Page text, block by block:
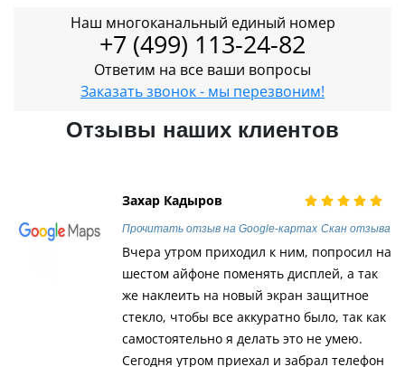
Наш многоканальный единый номер
+7 (499) 113-24-82
Ответим на все ваши вопросы
Заказать звонок - мы перезвоним!
Отзывы наших клиентов
Захар Кадыров
Прочитать отзыв на Google-картах Скан отзыва
Вчера утром приходил к ним, попросил на
шестом айфоне поменять дисплей, а так
же наклеить на новый экран защитное
стекло, чтобы все аккуратно было, так как
самостоятельно я делать это не умею.
Сегодня утром приехал и забрал телефон